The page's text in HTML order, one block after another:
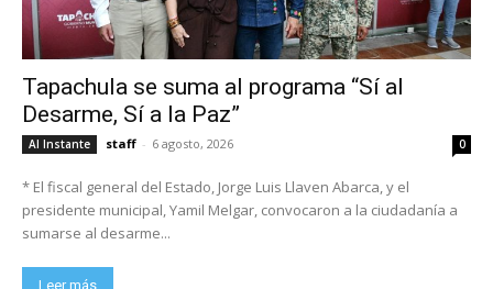
Tapachula se suma al programa “Sí al
Desarme, Sí a la Paz”
Al Instante staff - 6 agosto, 2026 0
* El fiscal general del Estado, Jorge Luis Llaven Abarca, y el
presidente municipal, Yamil Melgar, convocaron a la ciudadanía a
sumarse al desarme...
Leer más